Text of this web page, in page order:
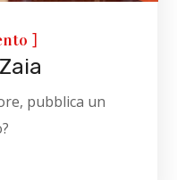
]
pubblica un